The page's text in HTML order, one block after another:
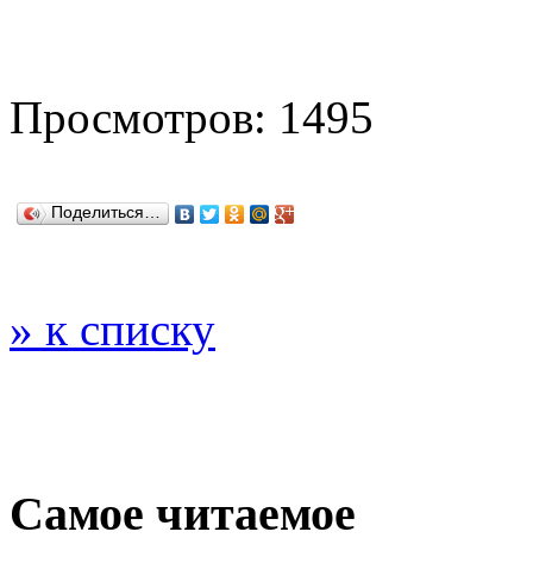
Просмотров: 1495
Поделиться…
» к списку
Самое читаемое